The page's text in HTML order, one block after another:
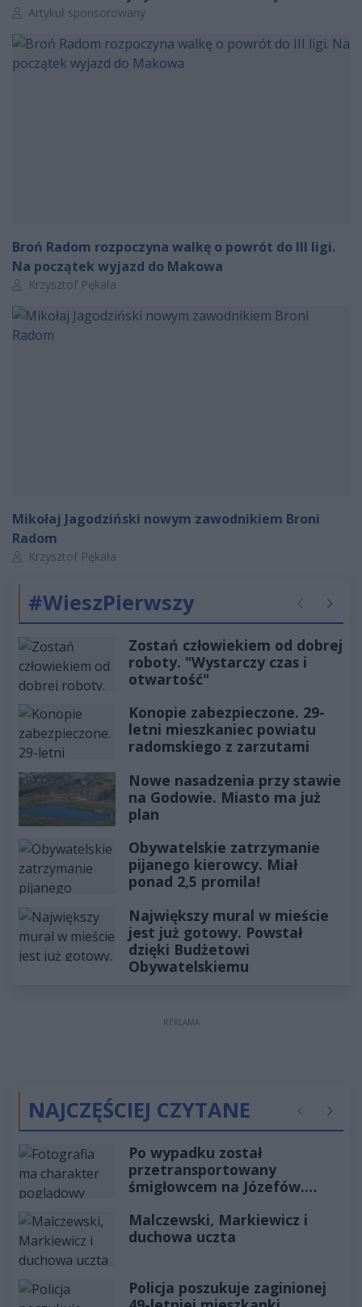
Autor artykułu:
Artykuł sponsorowany
Broń Radom rozpoczyna walkę o powrót do III ligi.
Na początek wyjazd do Makowa
Autor artykułu:
Krzysztof Pękała
Mikołaj Jagodziński nowym zawodnikiem Broni
Radom
Autor artykułu:
Krzysztof Pękała
#WieszPierwszy Poprzednie
Zostań człowiekiem od dobrej
roboty. "Wystarczy czas i
otwartość"
Konopie zabezpieczone. 29-
letni mieszkaniec powiatu
radomskiego z zarzutami
Nowe nasadzenia przy stawie
na Godowie. Miasto ma już
plan
Obywatelskie zatrzymanie
pijanego kierowcy. Miał
ponad 2,5 promila!
Największy mural w mieście
jest już gotowy. Powstał
dzięki Budżetowi
Obywatelskiemu
REKLAMA
NAJCZĘŚCIEJ CZYTANE Poprzednie
Po wypadku został
przetransportowany
śmigłowcem na Józefów.
Malczewski, Markiewicz i
duchowa uczta
Policja poszukuje zaginionej